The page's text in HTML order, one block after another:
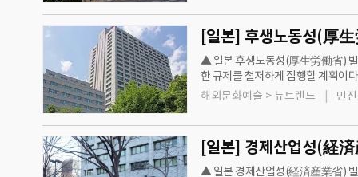
▲ 일본 후생노동성(厚生労働省)
한 규제를 철저하게 집행할 계획이
월19일 협의회가 과로사방지법에
해외문화예술 > 뉴트렌드 민
▲ 일본 경제산업성(経済産業省)